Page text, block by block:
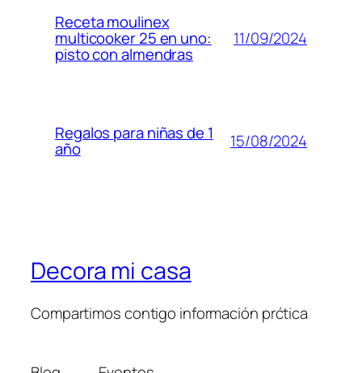
Receta moulinex
multicooker 25 en uno:
pisto con almendras
11/09/2024
Regalos para niñas de 1
año 15/08/2024
Decora mi casa
Compartimos contigo información prćtica